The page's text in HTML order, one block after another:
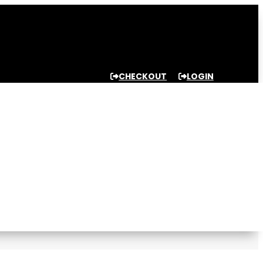
CHECKOUT LOGIN